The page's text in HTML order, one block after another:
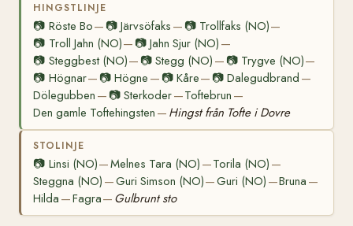
HINGSTLINJE
📷 Röste Bo— 📷Järvsöfaks — 📷 Trollfaks (NO)—
📷 Troll Jahn (NO)— 📷Jahn Sjur (NO) —
📷 Steggbest (NO)— 📷Stegg (NO) — 📷 Trygve (NO)—
📷 Högnar— 📷Högne — 📷 Kåre— 📷 Dalegudbrand —
Dölegubben — 📷Sterkoder—Toftebrun —
Den gamle Toftehingsten — Hingst från Tofte i Dovre
STOLINJE
📷 Linsi (NO)—Melnes Tara (NO) —Torila (NO) —
Steggna (NO) —Guri Simson (NO)—Guri (NO) —Bruna —
Hilda —Fagra— Gulbrunt sto